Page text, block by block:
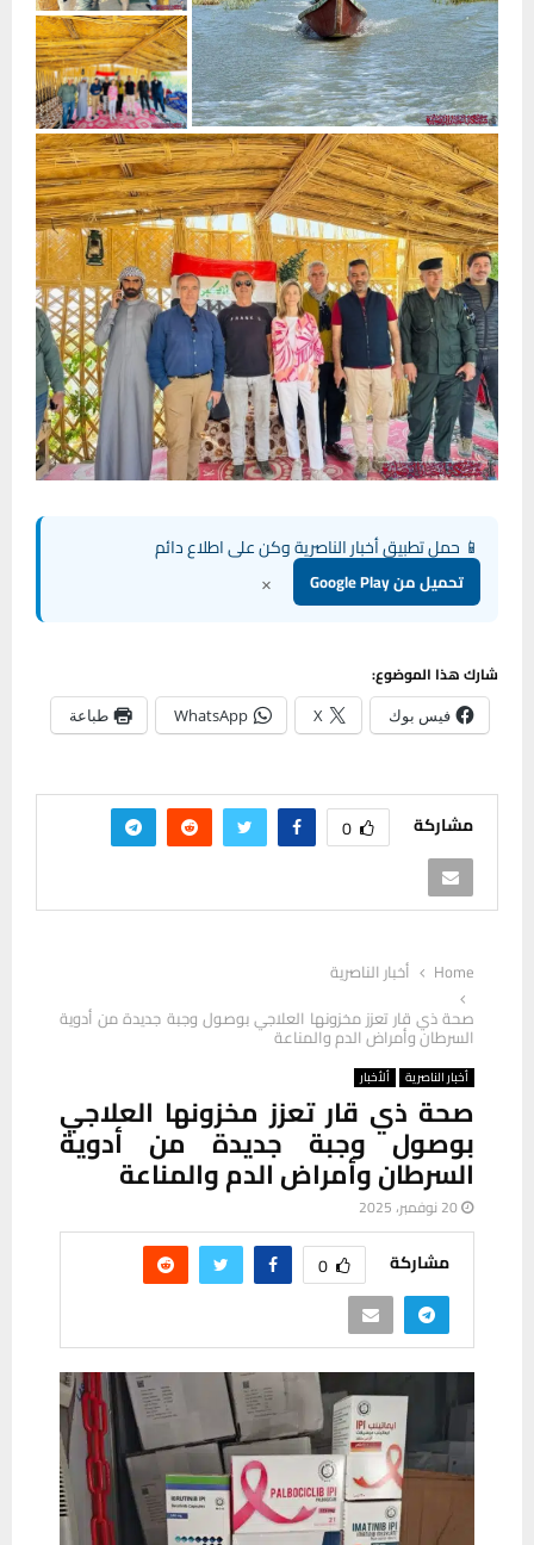
📱 حمل تطبيق أخبار الناصرية وكن على اطلاع دائم
تحميل من Google Play ×
شارك هذا الموضوع:
فيس بوك X
WhatsApp طباعة
مشاركة 0
Home
أخبار الناصرية
صحة ذي قار تعزز مخزونها العلاجي بوصول وجبة جديدة من أدوية
السرطان وأمراض الدم والمناعة
أخبار الناصرية ألأخبار
صحة ذي قار تعزز مخزونها العلاجي
بوصول وجبة جديدة من أدوية
السرطان وأمراض الدم والمناعة
20 نوفمبر، 2025
مشاركة 0